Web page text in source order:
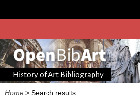
History of Art Bibliography
Home > Search results